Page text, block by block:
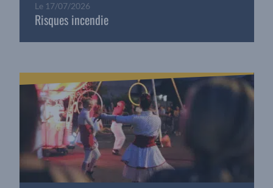
Le 17/07/2026
Risques incendie